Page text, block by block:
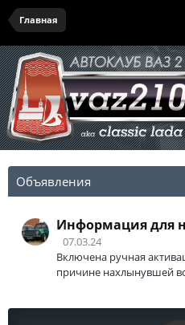
Главная
Объявления
Информация для
07.03.24
Включена ручная
причине нахлынувшей